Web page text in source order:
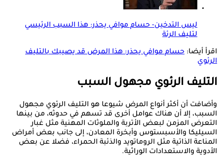
ليس التدخين- حسام موافي يحذر: هذا السبب الرئيسي
لتليف الرئة
اقرأ أيضا: حسام موافي يحذر: هذا المرض قد يصيبك بالتليف
الرئوي
التليف الرئوي مجهول السبب
وأضافت أن أكثر أنواع المرض شيوعا هو التليف الرئوي مجهول
السبب، إلا أن هناك عوامل أخرى قد تسهم في حدوثه، من بينها
التعرض المزمن لبعض الأتربة والملوثات المهنية مثل غبار
السيليكا والأسبستوس وأبخرة المعادن، إلى جانب بعض أمراض
المناعة الذاتية مثل الروماتويد والذئبة الحمراء، فضلا عن بعض
الأدوية والاستعدادات الوراثية.